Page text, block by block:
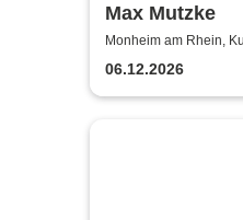
Max Mutzke
Monheim am Rhein,
06.12.2026